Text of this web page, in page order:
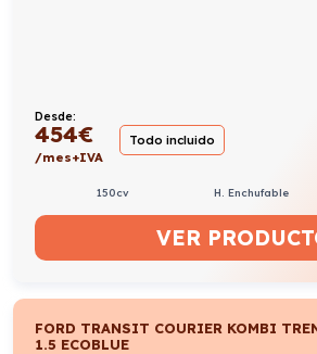
Desde:
454€
/mes+IVA
Todo incluido
150cv H. Enchufable
VER
FORD TRANSIT COURIER KOMBI
1.5 ECOBLUE